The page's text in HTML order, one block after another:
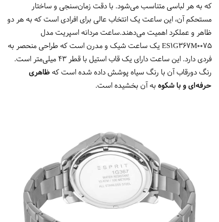
که به هر لباسی متناسب می‌شود. با دقت زمان‌سنجی و ساختار
مستحکم آن، این ساعت یک انتخاب عالی برای افرادی است که به هر دو
ظاهر و عملکرد اهمیت می‌دهند.ساعت مردانه اسپریت مدل
ES1G367M0075 یک ساعت شیک و مدرن است که طراحی منحصر به
فردی دارد. این ساعت دارای یک قاب استیل با قطر 43 میلی‌متر است.
رنگ دورقاب آن با رنگ سیاه پوشش داده شده است کهظاهری
حرفه‌ای و با شکوه به آن بخشیده است.